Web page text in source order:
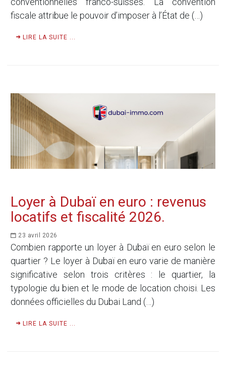
fiscale attribue le pouvoir d’imposer à l’État de (…)
LIRE LA SUITE ...
Loyer à Dubaï en euro : revenus
locatifs et fiscalité 2026.
23 avril 2026
Combien rapporte un loyer à Dubaï en euro selon le
quartier ? Le loyer à Dubaï en euro varie de manière
significative selon trois critères : le quartier, la
typologie du bien et le mode de location choisi. Les
données officielles du Dubai Land (…)
LIRE LA SUITE ...